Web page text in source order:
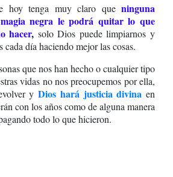
hoy tenga muy claro que ninguna
negra le podrá quitar lo que
hacer, solo Dios puede limpiarnos y
cada día haciendo mejor las cosas.
que nos han hecho o cualquier tipo
vidas no nos preocupemos por ella,
yDios hará justicia divina en
con los años como de alguna manera
todo lo que hicieron.